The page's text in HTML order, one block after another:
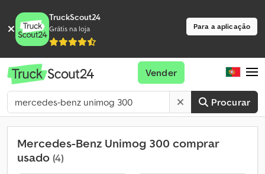
TruckScout24
Grátis na loja Para a aplicação
Procurar
Vender
Mercedes-Benz Unimog 300 comprar
usado (4)